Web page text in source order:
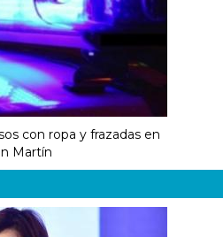
con ropa y frazadas en
Martín